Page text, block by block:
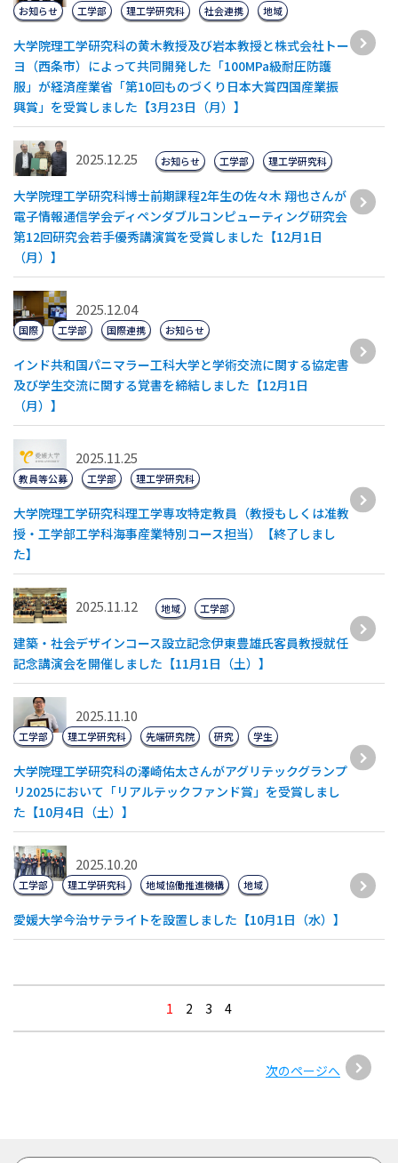
大学院理工学研究科の黄木教授及び岩本教授と株式会社トー
ヨ（西条市）によって共同開発した「100MPa級耐圧防護
服」が経済産業省「第10回ものづくり⽇本⼤賞四国産業振
興賞」を受賞しました【3⽉23⽇（⽉）】
お知らせ 工学部 理工学研究科 社会連携 地域
2025.12.25
大学院理工学研究科博士前期課程2年生の佐々木 翔也さんが
電子情報通信学会ディペンダブルコンピューティング研究会
第12回研究会若手優秀講演賞を受賞しました【12月1日
（月）】
お知らせ 工学部 理工学研究科
2025.12.04
インド共和国パニマラー工科大学と学術交流に関する協定書
及び学生交流に関する覚書を締結しました【12月1日
（月）】
国際 工学部 国際連携 お知らせ
2025.11.25
大学院理工学研究科理工学専攻特定教員（教授もしくは准教
授・工学部工学科海事産業特別コース担当）【終了しまし
た】
教員等公募 工学部 理工学研究科
2025.11.12
建築・社会デザインコース設立記念伊東豊雄氏客員教授就任
記念講演会を開催しました【11月1日（土）】
地域 工学部
2025.11.10
大学院理工学研究科の澤崎佑太さんがアグリテックグランプ
リ2025において「リアルテックファンド賞」を受賞しまし
た【10月4日（土）】
工学部 理工学研究科 先端研究院 研究 学生
2025.10.20
愛媛大学今治サテライトを設置しました【10月1日（水）】
工学部 理工学研究科 地域協働推進機構 地域
1 2 3 4
次のページへ